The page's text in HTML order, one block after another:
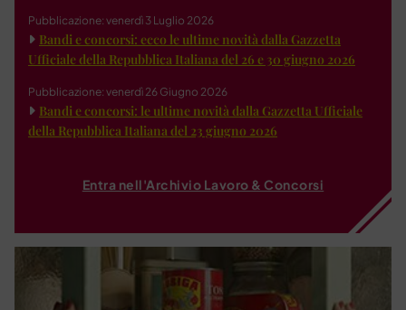
Pubblicazione: venerdì 3 Luglio 2026
Bandi e concorsi: ecco le ultime novità dalla Gazzetta
Ufficiale della Repubblica Italiana del 26 e 30 giugno 2026
Pubblicazione: venerdì 26 Giugno 2026
Bandi e concorsi: le ultime novità dalla Gazzetta Ufficiale
della Repubblica Italiana del 23 giugno 2026
Entra nell'Archivio Lavoro & Concorsi